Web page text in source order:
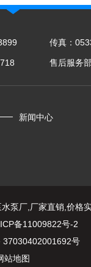
传真：
售后服务
新闻中心
泵厂,厂家直销,价格
备11009822号-2
号
站地图